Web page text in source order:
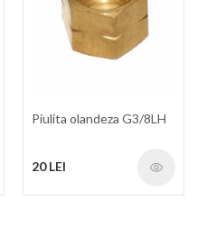
Piulita olandeza G3/8LH
20 LEI